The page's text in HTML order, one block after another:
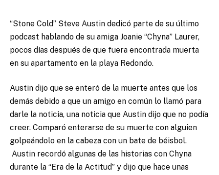
“Stone Cold” Steve Austin dedicó parte de su último
podcast hablando de su amiga Joanie “Chyna” Laurer,
pocos días después de que fuera encontrada muerta
en su apartamento en la playa Redondo.
Austin dijo que se enteró de la muerte antes que los
demás debido a que un amigo en común lo llamó para
darle la noticia, una noticia que Austin dijo que no podía
creer. Comparó enterarse de su muerte con alguien
golpeándolo en la cabeza con un bate de béisbol.
Austin recordó algunas de las historias con Chyna
durante la “Era de la Actitud” y dijo que hace unas